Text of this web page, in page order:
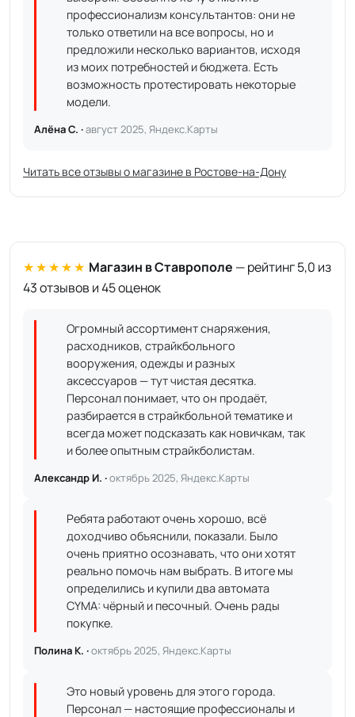
профессионализм консультантов: они не
только ответили на все вопросы, но и
предложили несколько вариантов, исходя
из моих потребностей и бюджета. Есть
возможность протестировать некоторые
модели.
Алёна С. ·август 2025, Яндекс.Карты
Читать все отзывы о магазине в Ростове-на-Дону
★★★★★ Магазин в Ставрополе — рейтинг 5,0 из
43 отзывов и 45 оценок
Огромный ассортимент снаряжения,
расходников, страйкбольного
вооружения, одежды и разных
аксессуаров — тут чистая десятка.
Персонал понимает, что он продаёт,
разбирается в страйкбольной тематике и
всегда может подсказать как новичкам, так
и более опытным страйкболистам.
Александр И. ·октябрь 2025, Яндекс.Карты
Ребята работают очень хорошо, всё
доходчиво объяснили, показали. Было
очень приятно осознавать, что они хотят
реально помочь нам выбрать. В итоге мы
определились и купили два автомата
CYMA: чёрный и песочный. Очень рады
покупке.
Полина К. ·октябрь 2025, Яндекс.Карты
Это новый уровень для этого города.
Персонал — настоящие профессионалы и